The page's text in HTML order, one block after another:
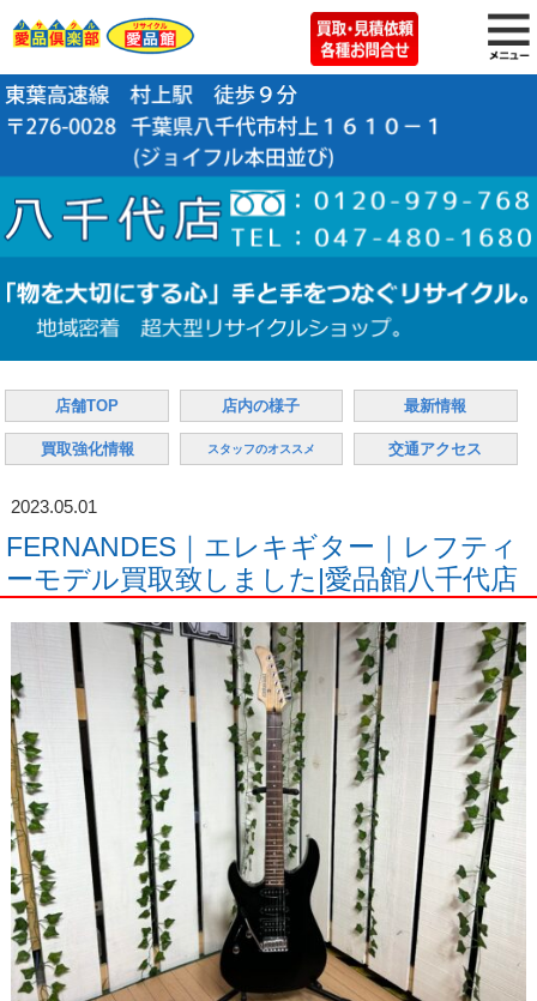
店舗TOP 店内の様子 最新情報
買取強化情報 スタッフのオススメ 交通アクセス
2023.05.01
FERNANDES｜エレキギター｜レフティ
ーモデル買取致しました|愛品館八千代店